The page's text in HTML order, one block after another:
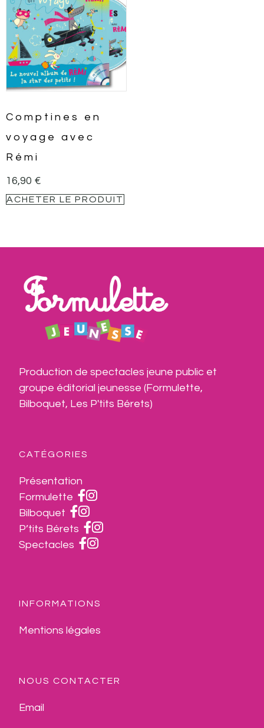
Comptines en
voyage avec
Rémi
16,90 €
ACHETER LE PRODUIT
Production de spectacles jeune public et
groupe éditorial jeunesse (Formulette,
Bilboquet, Les P'tits Bérets)
CATÉGORIES
Présentation
Formulette
Bilboquet
P’tits Bérets
Spectacles
INFORMATIONS
Mentions légales
NOUS CONTACTER
Email